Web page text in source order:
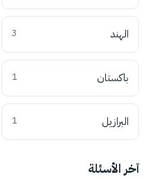
الهند 3
باكستان 1
البرازيل 1
آخر الأسئلة